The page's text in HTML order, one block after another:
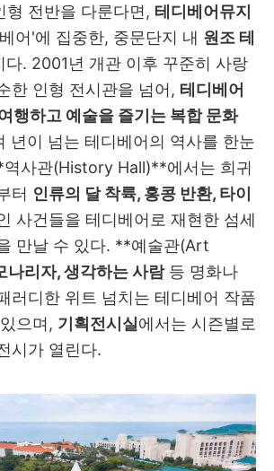
형 전반을 다룬다면, 테디베어뮤지
어'에 집중한, 중문단지 내 원조 테
다. 2001년 개관 이후 꾸준히 사랑
한 인형 전시관을 넘어, 테디베어
행하고 예술을 즐기는 복합 문화
년이 넘는 테디베어의 역사를 한눈
사관(History Hall)**에서는 희귀
터 인류의 달 착륙, 홍콩 반환, 타이
사건들을 테디베어로 재현한 섬세
만날 수 있다. **예술관(Art
나리자, 생각하는 사람등 명화나
러디한 위트 넘치는 테디베어 작품
으며, 기획전시실에서는 시즌별로
시가 열린다.